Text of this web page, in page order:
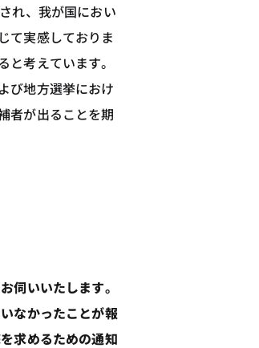
れ、我が国におい
て実感しておりま
考えています。
び地方選挙におけ
者が出ることを期
伺いいたします。
なかったことが報
求めるための通知